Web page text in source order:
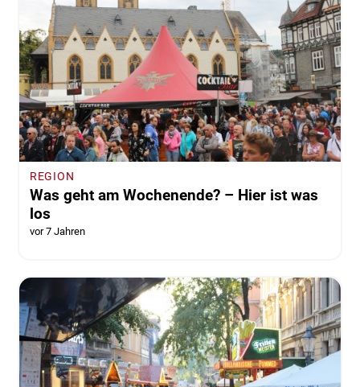
REGION
Was geht am Wochenende? – Hier ist was
los
vor 7 Jahren